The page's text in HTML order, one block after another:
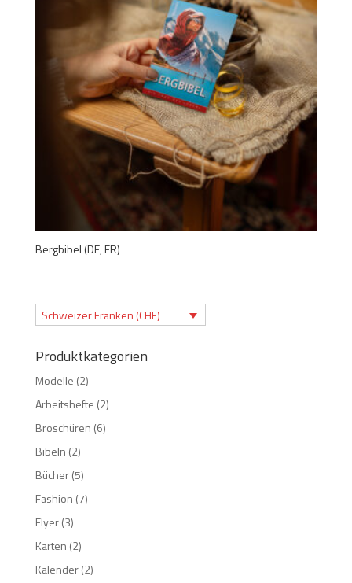
Bergbibel (DE, FR)
Schweizer Franken (CHF)
Produktkategorien
Modelle (2)
Arbeitshefte (2)
Broschüren (6)
Bibeln (2)
Bücher (5)
Fashion (7)
Flyer (3)
Karten (2)
Kalender (2)